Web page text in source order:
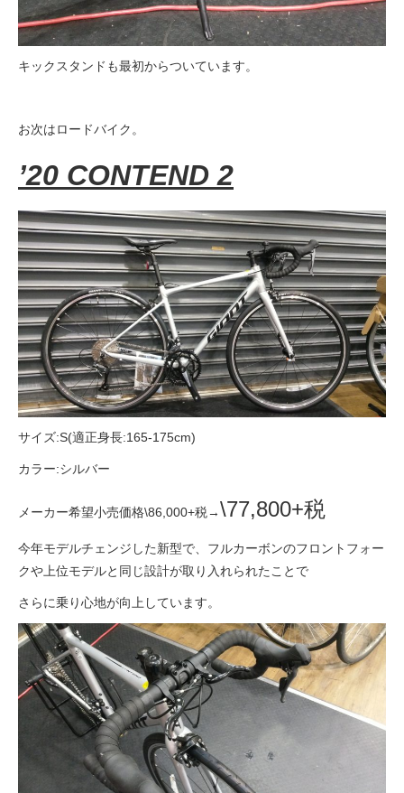
キックスタンドも最初からついています。
お次はロードバイク。
’20 CONTEND 2
サイズ:S(適正身長:165-175cm)
カラー:シルバー
メーカー希望小売価格\86,000+税→\77,800+税
今年モデルチェンジした新型で、フルカーボンのフロントフォー
クや上位モデルと同じ設計が取り入れられたことで
さらに乗り心地が向上しています。